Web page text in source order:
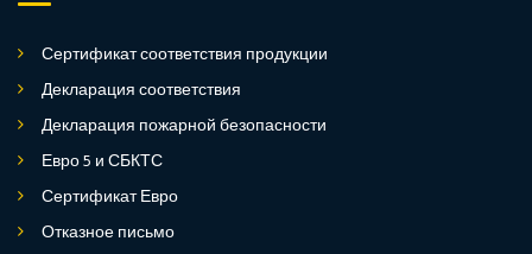
Сертификат соответствия продукции
Декларация соответствия
Декларация пожарной безопасности
Евро 5 и СБКТС
Сертификат Евро
Отказное письмо